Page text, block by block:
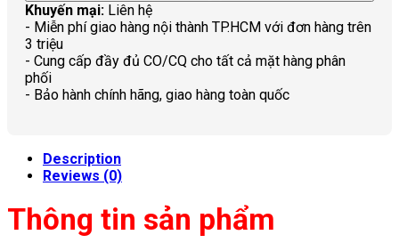
Khuyến mại: Liên hệ
- Miễn phí giao hàng nội thành TP.HCM với đơn hàng trên
3 triệu
- Cung cấp đầy đủ CO/CQ cho tất cả mặt hàng phân
phối
- Bảo hành chính hãng, giao hàng toàn quốc
Description
Reviews (0)
Thông tin sản phẩm